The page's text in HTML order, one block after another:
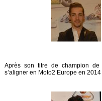
Après son titre de champion de
s’aligner en Moto2 Europe en 2014